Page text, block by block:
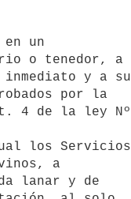
o tenedor, a
y a su
por la
4 de la ley Nº
a
lanar y de